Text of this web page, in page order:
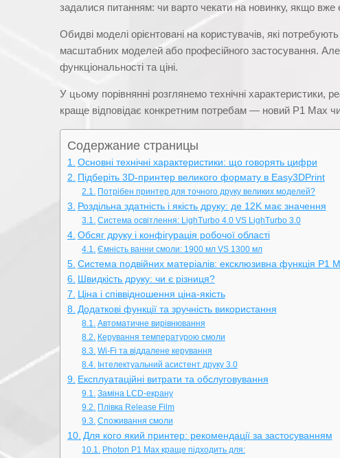
задалися питанням: чи варто чекати на новинку, якщо
Обидві моделі орієнтовані на користувачів, які
масштабних моделей або професійного застосування. Але є
функціональності та ціні.
У цьому порівнянні розглянемо технічні
краще відповідає конкретним потребам — новий P1 Max
Содержание страницы
Основні технічні характеристики: що говорять цифри
Підберіть 3D-принтер великого формату в Easy3DPrint
Потрібен принтер для точного друку великих моделей?
Роздільна здатність і якість друку: де 12K має значення
Система освітлення: LighTurbo 4.0 VS LighTurbo 3.0
Обсяг друку і конфігурація робочої області
Ємність ванни смоли: 1900 мл VS 1300 мл
Система подвійних матеріалів: ексклюзивна функція P1
Швидкість друку: чи є різниця?
Ціна і співвідношення ціна-якість
Додаткові функції та зручність використання
Автоматичне вирівнювання
Керування температурою смоли
Wi-Fi та віддалене керування
Інтелектуальний асистент друку 3.0
Експлуатаційні витрати та обслуговування
Заміна LCD-екрану
Плівка Release Film
Споживання смоли
Для кого який принтер: рекомендації за застосуванням
Photon P1 Max краще підходить для: